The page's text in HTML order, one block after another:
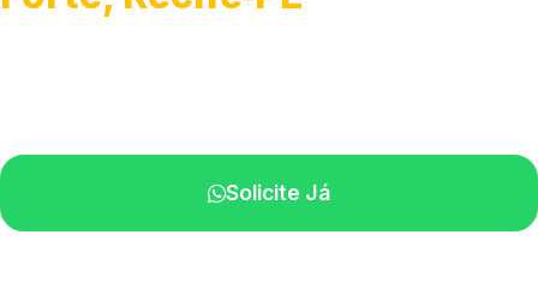
Solicite Já